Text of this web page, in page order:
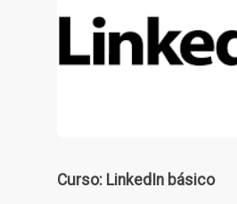
Curso: LinkedIn básico